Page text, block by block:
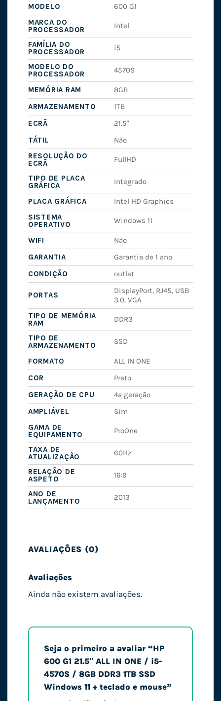
MODELO
600 G1
MARCA DO
PROCESSADOR
Intel
FAMÍLIA DO
PROCESSADOR
i5
MODELO DO
PROCESSADOR
4570S
MEMÓRIA RAM
8GB
ARMAZENAMENTO
1TB
ECRÃ
21.5"
TÁTIL
Não
RESOLUÇÃO DO
ECRÃ
FullHD
TIPO DE PLACA
GRÁFICA
Integrado
PLACA GRÁFICA
Intel HD Graphics
SISTEMA
OPERATIVO
Windows 11
WIFI
Não
GARANTIA
Garantia de 1 ano
CONDIÇÃO
outlet
PORTAS
DisplayPort, RJ45, USB
3.0, VGA
TIPO DE MEMÓRIA
RAM
DDR3
TIPO DE
ARMAZENAMENTO
SSD
FORMATO
ALL IN ONE
COR
Preto
GERAÇÃO DE CPU
4ª geração
AMPLIÁVEL
Sim
GAMA DE
EQUIPAMENTO
ProOne
TAXA DE
ATUALIZAÇÃO
60Hz
RELAÇÃO DE
ASPETO
16:9
ANO DE
LANÇAMENTO
2013
AVALIAÇÕES (0)
Avaliações
Ainda não existem avaliações.
Seja o primeiro a avaliar “HP
600 G1 21.5″ ALL IN ONE / i5-
4570S / 8GB DDR3 1TB SSD
Windows 11 + teclado e mouse”